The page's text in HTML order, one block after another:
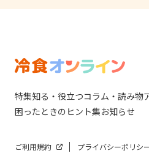
特集知る・役立つコラム・読み物
困ったときのヒント集お知らせ
ご利用規約
プライバシーポリシ